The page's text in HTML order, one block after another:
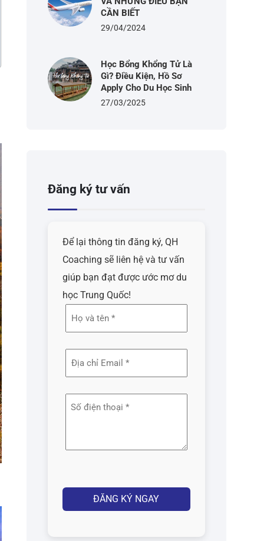
CẦN BIẾT
29/04/2024
Học Bổng Khổng Tử Là
Gì? Điều Kiện, Hồ Sơ
Apply Cho Du Học Sinh
27/03/2025
Đăng ký tư vấn
Để lại thông tin đăng ký, QH
Coaching sẽ liên hệ và tư vấn
giúp bạn đạt được ước mơ du
học Trung Quốc!
Họ
và
tên
(Required)
Địa
chỉ
email
(Required)
Số